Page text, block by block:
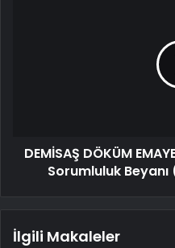
DEMİSAŞ DÖKÜM
Sorumluluk
İlgili Makaleler